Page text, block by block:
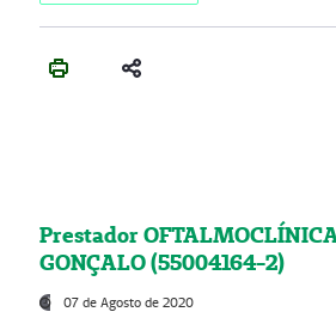
Prestador
GONÇALO (55004164-2)
07 de Agosto de 2020